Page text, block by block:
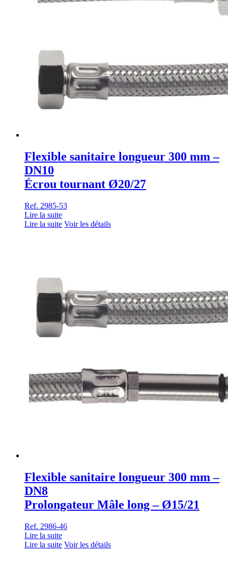
Flexible sanitaire longueur 300 mm –
DN10
Écrou tournant Ø20/27
Ref. 2985-53
Lire la suite
Lire la suite Voir les détails
Flexible sanitaire longueur 300 mm –
DN8
Prolongateur Mâle long – Ø15/21
Ref. 2986-46
Lire la suite
Lire la suite Voir les détails